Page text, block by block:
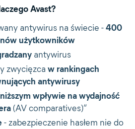
Avast?
antywirus na świecie -400
użytkowników
antywirus
zwycięzca w rankingach
antywirusy
wpływie na wydajność
(AV comparatives)”
- zabezpieczenie hasłem nie do